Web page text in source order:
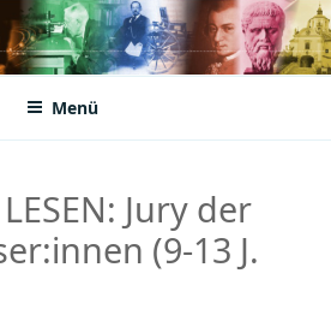
Societies
Menü
Jury der
(9-13 J.